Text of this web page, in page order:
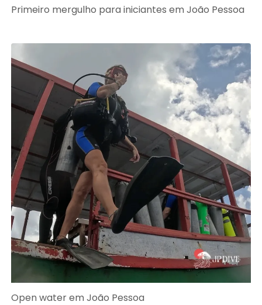
Primeiro mergulho para iniciantes em João Pessoa
Open water em João Pessoa